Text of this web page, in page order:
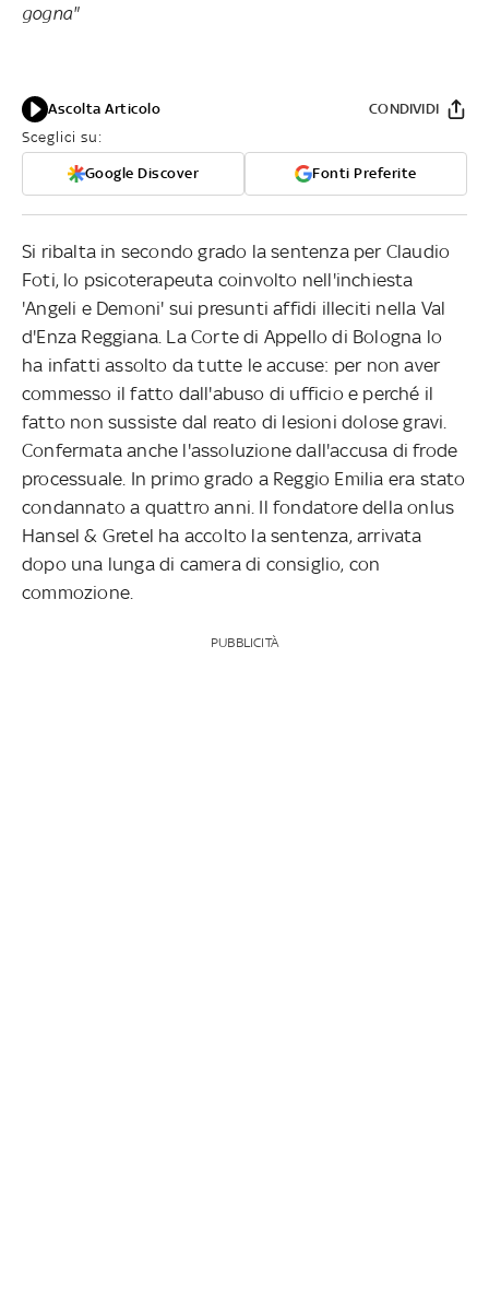
gogna"
Ascolta Articolo
Sceglici su:
Google Discover Fonti Preferite
CONDIVIDI
Si ribalta in secondo grado la sentenza per Claudio
Foti, lo psicoterapeuta coinvolto nell'inchiesta
'Angeli e Demoni' sui presunti affidi illeciti nella Val
d'Enza Reggiana. La Corte di Appello di Bologna lo
ha infatti assolto da tutte le accuse: per non aver
commesso il fatto dall'abuso di ufficio e perché il
fatto non sussiste dal reato di lesioni dolose gravi.
Confermata anche l'assoluzione dall'accusa di frode
processuale. In primo grado a Reggio Emilia era stato
condannato a quattro anni. Il fondatore della onlus
Hansel & Gretel ha accolto la sentenza, arrivata
dopo una lunga di camera di consiglio, con
commozione.
PUBBLICITÀ